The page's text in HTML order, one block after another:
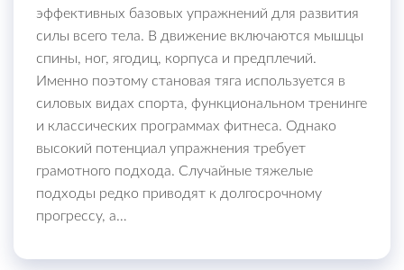
эффективных базовых упражнений для развития
силы всего тела. В движение включаются мышцы
спины, ног, ягодиц, корпуса и предплечий.
Именно поэтому становая тяга используется в
силовых видах спорта, функциональном тренинге
и классических программах фитнеса. Однако
высокий потенциал упражнения требует
грамотного подхода. Случайные тяжелые
подходы редко приводят к долгосрочному
прогрессу, а…